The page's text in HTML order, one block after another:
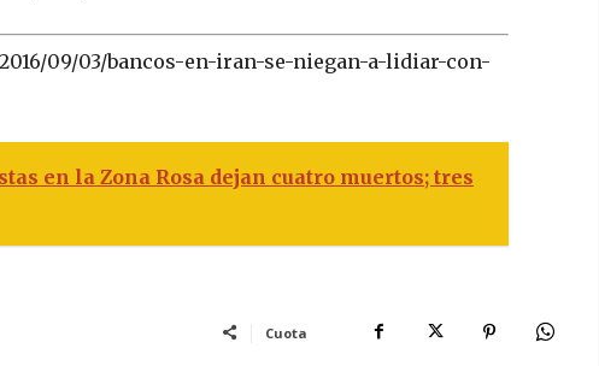
09/03/bancos-en-iran-se-niegan-a-lidiar-con-
en la Zona Rosa dejan cuatro muertos; tres
Cuota